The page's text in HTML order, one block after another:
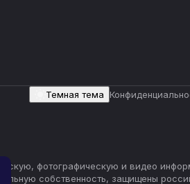
Темная тема
фотографическую и видео
собственность, защищены